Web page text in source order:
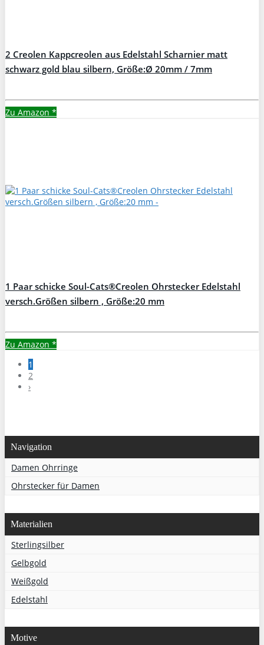
2 Creolen Kappcreolen aus Edelstahl Scharnier matt
schwarz gold blau silbern, Größe:Ø 20mm / 7mm
Zu Amazon *
1 Paar schicke Soul-Cats®Creolen Ohrstecker Edelstahl
versch.Größen silbern , Größe:20 mm
Zu Amazon *
1
2
›
Navigation
Damen Ohrringe
Ohrstecker für Damen
Materialien
Sterlingsilber
Gelbgold
Weißgold
Edelstahl
Motive